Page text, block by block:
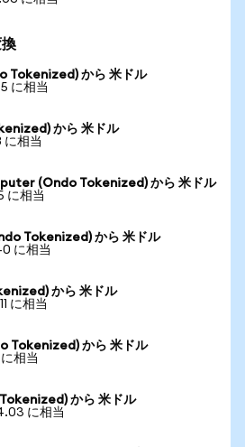
Tokenized) から 米ドル
に相当
から 米ドル
に相当
(Ondo Tokenized) から 米ドル
に相当
Tokenized) から 米ドル
に相当
から 米ドル
に相当
Tokenized) から 米ドル
相当
から 米ドル
に相当